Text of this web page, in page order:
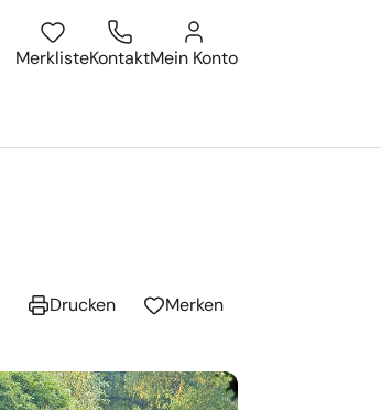
MerklisteKontaktMein Konto
Drucken Merken